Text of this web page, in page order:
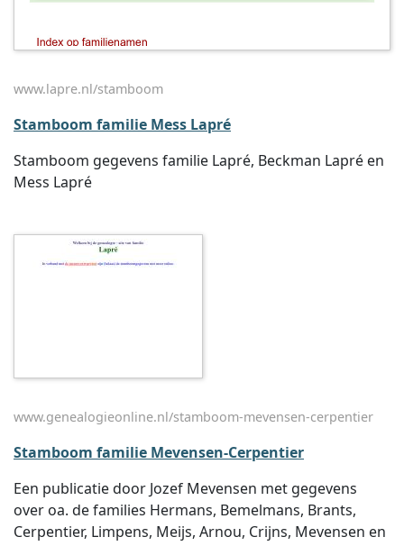
www.lapre.nl/stamboom
Stamboom familie Mess Lapré
Stamboom gegevens familie Lapré, Beckman Lapré en
Mess Lapré
www.genealogieonline.nl/stamboom-mevensen-cerpentier
Stamboom familie Mevensen-Cerpentier
Een publicatie door Jozef Mevensen met gegevens
over oa. de families Hermans, Bemelmans, Brants,
Cerpentier, Limpens, Meijs, Arnou, Crijns, Mevensen en